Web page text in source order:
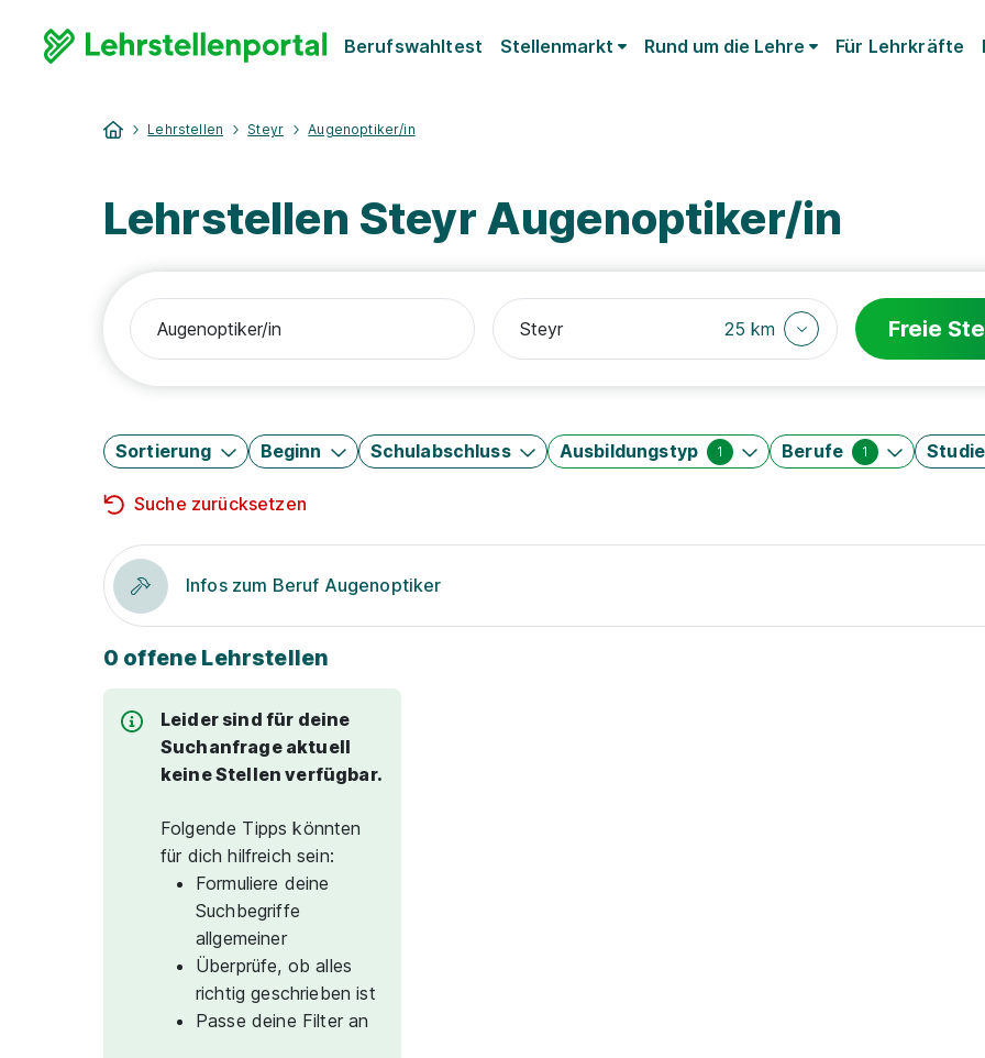
Berufswahltest Stellenmarkt Rund um die Lehre Für Lehrkräfte
Lehrstellen Steyr Augenoptiker/in
Lehrstellen Steyr Augenoptiker/in
25 km Freie
Sortierung Beginn Schulabschluss Ausbildungstyp 1 Berufe 1
Suche zurücksetzen
Infos zum Beruf Augenoptiker
0 offene Lehrstellen
Leider sind für deine
Suchanfrage aktuell
keine Stellen verfügbar.
Folgende Tipps könnten
für dich hilfreich sein:
Formuliere deine
Suchbegriffe
allgemeiner
Überprüfe, ob alles
richtig geschrieben ist
Passe deine Filter an